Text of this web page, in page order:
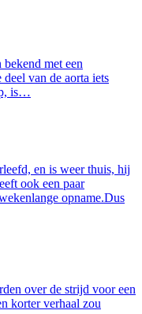
met een
van de aorta iets
is…
en is weer thuis, hij
ook een paar
opname.Dus
over de strijd voor een
korter verhaal zou